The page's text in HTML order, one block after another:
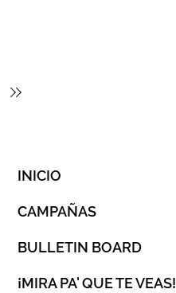
INICIO
CAMPAÑAS
BULLETIN BOARD
¡MIRA PA' QUE TE VEAS!